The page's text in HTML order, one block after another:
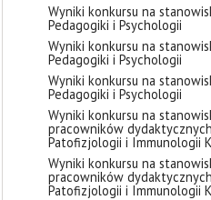
Wyniki konkursu na
Pedagogiki i Psychologii
Wyniki konkursu na
Pedagogiki i Psychologii
Wyniki konkursu na
Pedagogiki i Psychologii
Wyniki konkursu na
pracowników
Patofizjologii i Immunologii
Wyniki konkursu na
pracowników
Patofizjologii i Immunologii